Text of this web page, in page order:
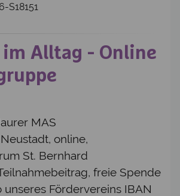
S18151
im Alltag - Online
MAS
online,
St. Bernhard
freie Spende
unseres Fördervereins IBAN